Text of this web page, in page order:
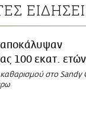
Living
Αγορά
αποκάλυψαν
100 εκατ. ετών
καθαρισμού στο Sandy